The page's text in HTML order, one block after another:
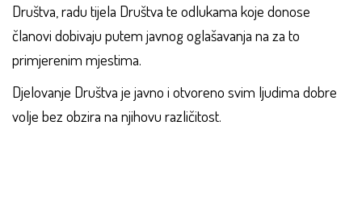
Društva, radu tijela Društva te odlukama koje donose
članovi dobivaju putem javnog oglašavanja na za to
primjerenim mjestima.
Djelovanje Društva je javno i otvoreno svim ljudima dobre
volje bez obzira na njihovu različitost.